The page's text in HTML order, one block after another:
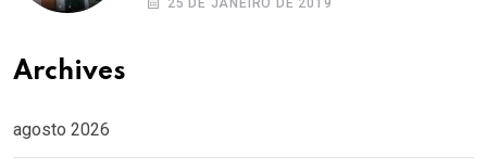
Archives
agosto 2026